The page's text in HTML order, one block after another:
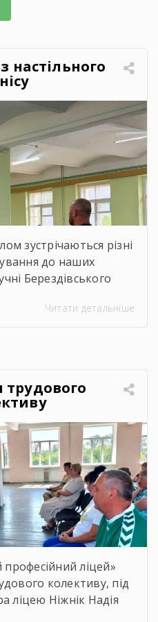
настільного
зустрічаються різні
до наших
Берездівського
Саме такі
[…]
Читати детальніше
трудового
ліцей»
колективу, під
ліцею Ніжнік Надія